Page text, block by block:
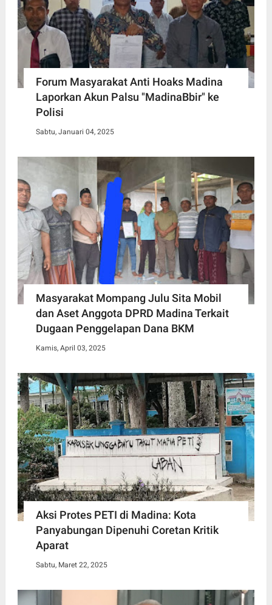
Forum Masyarakat Anti Hoaks Madina
Laporkan Akun Palsu "MadinaBbir" ke
Polisi
Sabtu, Januari 04, 2025
Masyarakat Mompang Julu Sita Mobil
dan Aset Anggota DPRD Madina Terkait
Dugaan Penggelapan Dana BKM
Kamis, April 03, 2025
Aksi Protes PETI di Madina: Kota
Panyabungan Dipenuhi Coretan Kritik
Aparat
Sabtu, Maret 22, 2025